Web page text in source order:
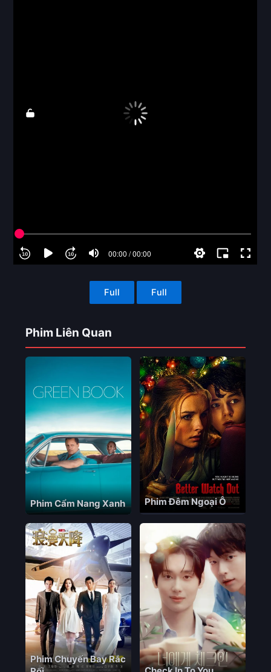
Full Full
Phim Liên Quan
Phim Cẩm Nang Xanh Phim Đêm Ngoại Ô
Phim Chuyến Bay Rắc